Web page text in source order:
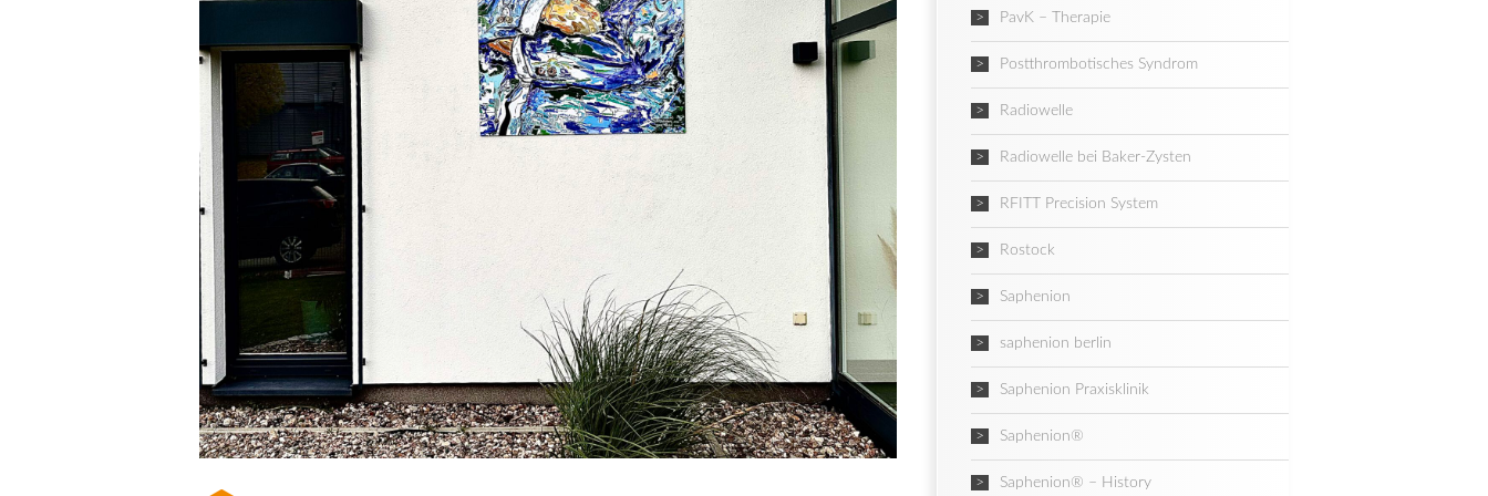
PavK – Therapie
Postthrombotisches Syndrom
Radiowelle
Radiowelle bei Baker-Zysten
RFITT Precision System
Rostock
Saphenion
saphenion berlin
Saphenion Praxisklinik
Saphenion®
Saphenion® – History